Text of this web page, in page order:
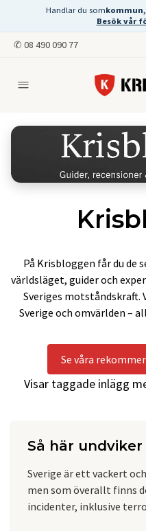
Handlar du som
Besök vår
✆ 08 490 090 77
På Krisbloggen får du de
världsläget, guider och
Sveriges motståndskraft.
Sverige och omvärlden –
Se våra
Visar taggade inlägg
Så här
Sverige är ett vackert
men som överallt finns
incidenter, inklusive